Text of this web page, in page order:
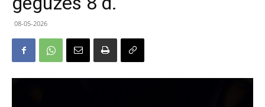
08-05-2026